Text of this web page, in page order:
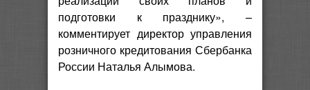
подготовки к празднику», –
комментирует директор управления
розничного кредитования Сбербанка
России Наталья Алымова.